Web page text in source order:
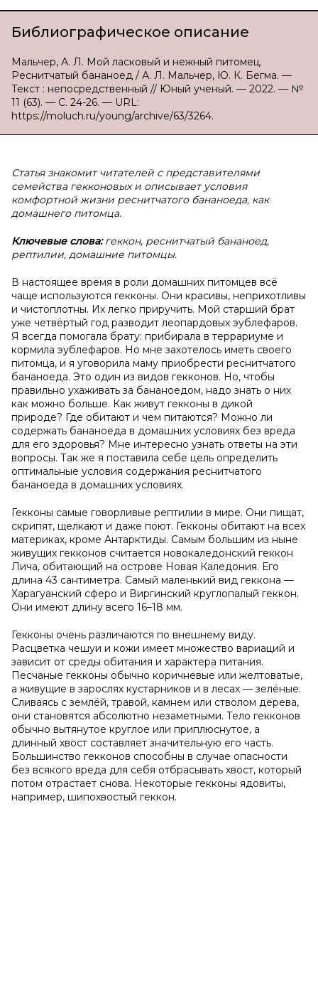
Библиографическое описание
Мальчер, А. Л. Мой ласковый и нежный питомец.
Реснитчатый бананоед / А. Л. Мальчер, Ю. К. Бегма. —
Текст : непосредственный // Юный ученый. — 2022. — №
11 (63). — С. 24-26. — URL:
https://moluch.ru/young/archive/63/3264.
Статья знакомит читателей с представителями
семейства гекконовых и описывает условия
комфортной жизни реснитчатого бананоеда, как
домашнего питомца.
Ключевые слова:геккон, реснитчатый бананоед,
рептилии, домашние питомцы.
В настоящее время в роли домашних питомцев всё
чаще используются гекконы. Они красивы, неприхотливы
и чистоплотны. Их легко приручить. Мой старший брат
уже четвёртый год разводит леопардовых эублефаров.
Я всегда помогала брату: прибирала в террариуме и
кормила эублефаров. Но мне захотелось иметь своего
питомца, и я уговорила маму приобрести реснитчатого
бананоеда. Это один из видов гекконов. Но, чтобы
правильно ухаживать за бананоедом, надо знать о них
как можно больше. Как живут гекконы в дикой
природе? Где обитают и чем питаются? Можно ли
содержать бананоеда в домашних условиях без вреда
для его здоровья? Мне интересно узнать ответы на эти
вопросы. Так же я поставила себе цель определить
оптимальные условия содержания реснитчатого
бананоеда в домашних условиях.
Гекконы самые говорливые рептилии в мире. Они пищат,
скрипят, щелкают и даже поют. Гекконы обитают на всех
материках, кроме Антарктиды. Самым большим из ныне
живущих гекконов считается новокаледонский геккон
Лича, обитающий на острове Новая Каледония. Его
длина 43 сантиметра. Самый маленький вид геккона —
Харагуанский сферо и Виргинский круглопалый геккон.
Они имеют длину всего 16–18 мм.
Гекконы очень различаются по внешнему виду.
Расцветка чешуи и кожи имеет множество вариаций и
зависит от среды обитания и характера питания.
Песчаные гекконы обычно коричневые или желтоватые,
а живущие в зарослях кустарников и в лесах — зелёные.
Сливаясь с землёй, травой, камнем или стволом дерева,
они становятся абсолютно незаметными. Тело гекконов
обычно вытянутое круглое или приплюснутое, а
длинный хвост составляет значительную его часть.
Большинство гекконов способны в случае опасности
без всякого вреда для себя отбрасывать хвост, который
потом отрастает снова. Некоторые гекконы ядовиты,
например, шипохвостый геккон.